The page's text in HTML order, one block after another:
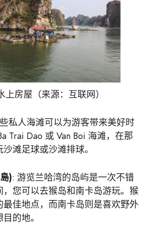
上房屋（来源：互联网）
私人海滩可以为游客带来美好时
Trai Dao 或 Van Boi 海滩，在那
滩足球或沙滩排球。
): 游览兰哈湾的岛屿是一次不错
，您可以去猴岛和南卡岛游玩。猴
最佳地点，而南卡岛则是喜欢野外
的地。